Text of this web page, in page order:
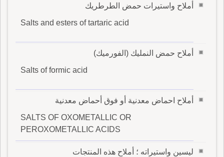
أملاح واستيرات حمض الطرطريك
Salts and esters of tartaric acid
أملاح حمض النمليك (الفورميك)
Salts of formic acid
أملاح احماض معدنية أو فوق أحماض معدنية
SALTS OF OXOMETALLIC OR
PEROXOMETALLIC ACIDS
ليسين واستيراته ؛ أملاح هذه المنتجات